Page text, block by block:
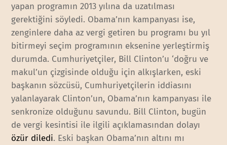
yapan programın 2013 yılına da uzatılması
gerektiğini söyledi. Obama’nın kampanyası ise,
zenginlere daha az vergi getiren bu programı bu yıl
bitirmeyi seçim programının eksenine yerleştirmiş
durumda. Cumhuriyetçiler, Bill Clinton’u ‘doğru ve
makul’un çizgisinde olduğu için alkışlarken, eski
başkanın sözcüsü, Cumhuriyetçilerin iddiasını
yalanlayarak Clinton’un, Obama’nın kampanyası ile
senkronize olduğunu savundu. Bill Clinton, bugün
de vergi kesintisi ile ilgili açıklamasından dolayı
özür diledi. Eski başkan Obama’nın altını mı